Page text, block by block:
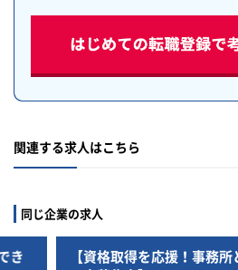
関連する求人はこちら
同じ企業の求人
き
【資格取得を応援！事務